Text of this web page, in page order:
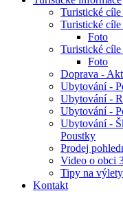
Turistické
Turistické
Foto
Turistické cíle
Foto
Doprava -
Ubytování -
Ubytování -
Ubytování -
Ubytování -
Poustky
Prodej
Video o obci
Tipy na
Kontakt